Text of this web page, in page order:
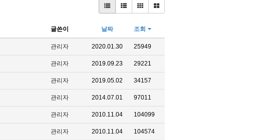
글쓴이 날짜 조회
관리자 2020.01.30 25949
관리자 2019.09.23 29221
관리자 2019.05.02 34157
관리자 2014.07.01 97011
관리자 2010.11.04 104099
관리자 2010.11.04 104574